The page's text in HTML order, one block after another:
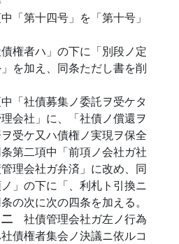
「第十四号」を「第十号」
権者ハ」の下に「別段ノ定
を加え、同条ただし書を削
「社債募集ノ委託ヲ受ケタ
会社」に、「社債ノ償還ヲ
受ケ又ハ債権ノ実現ヲ保全
第二項中「前項ノ会社ガ社
理会社ガ弁済」に改め、同
」の下に「、利札ト引換ニ
の次に次の四条を加える。
二 社債管理会社ガ左ノ行為
債権者集会ノ決議ニ依ルコ